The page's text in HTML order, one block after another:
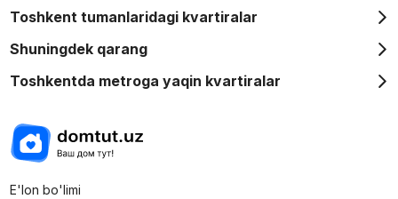
Toshkent tumanlaridagi kvartiralar
Shuningdek qarang
Toshkentda metroga yaqin kvartiralar
E'lon bo'limi